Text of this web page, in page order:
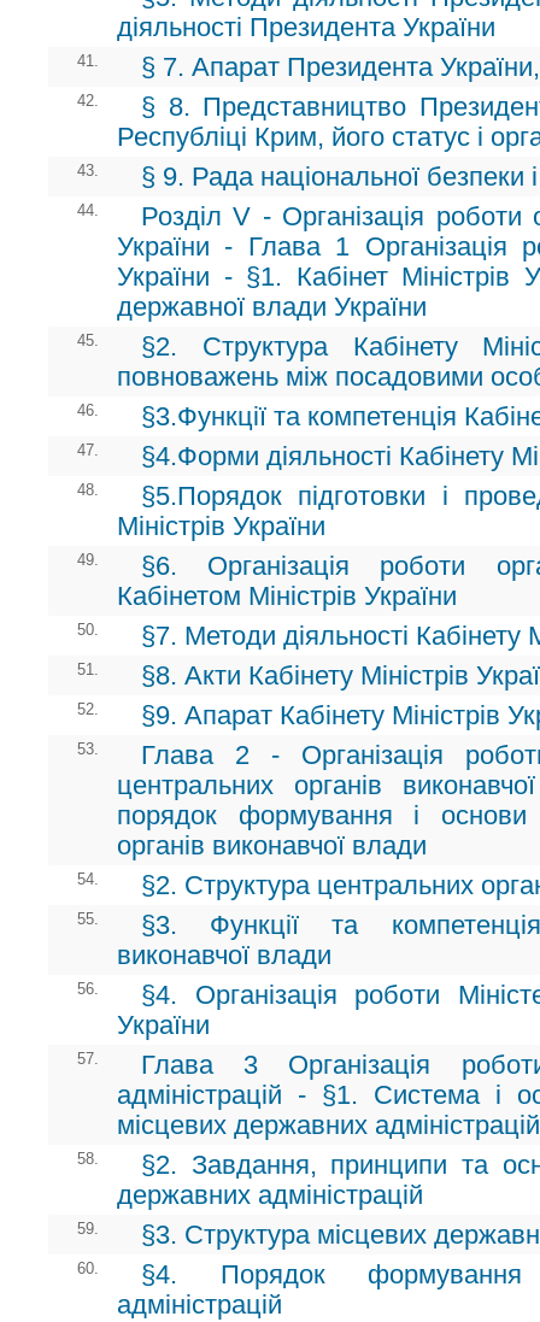
діяльності Президента України
41. § 7. Апарат Президента України,
42.
§ 8. Представництво
Республіці Крим, його статус і
43. § 9. Рада національної безпеки
44.
Розділ V - Організація роботи
України - Глава 1 Організація
України - §1. Кабінет Міністрів
державної влади України
45.
§2. Структура Кабінету
повноважень між посадовими
46. §3.Функції та компетенція
47. §4.Форми діяльності Кабінету
48.
§5.Порядок підготовки і
Міністрів України
49.
§6. Організація роботи
Кабінетом Міністрів України
50. §7. Методи діяльності Кабінету
51. §8. Акти Кабінету Міністрів
52. §9. Апарат Кабінету Міністрів
53.
Глава 2 - Організація
центральних органів
порядок формування і основи
органів виконавчої влади
54. §2. Структура центральних
55.
§3. Функції та
виконавчої влади
56.
§4. Організація роботи
України
57.
Глава 3 Організація
адміністрацій - §1. Система і
місцевих державних адміністрацій
58.
§2. Завдання, принципи та
державних адміністрацій
59. §3. Структура місцевих
60.
§4. Порядок формування
адміністрацій